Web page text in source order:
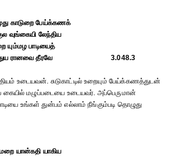
காடுறை பேய்க்கணக்
வுங்கையி லேந்திய
யும்மழ பாடியைத்
ரானவை தீரவே
3.048.3
உடையவன். சுடுகாட்டில் உறையும் பேய்க்கணத்துடன்
கையில் மழுப்படையை உடையவர். அப்பெருமான்
உங்கள் துன்பம் எல்லாம் நீங்கும்படி தொழுது
யான்கதி யாகிய